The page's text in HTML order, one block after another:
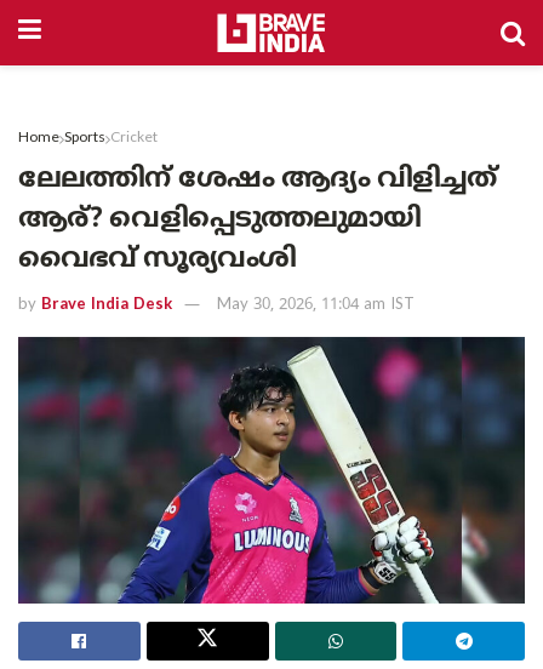
Home Sports Cricket
ലേലത്തിന് ശേഷം ആദ്യം വിളിച്ചത്
ആര്? വെളിപ്പെടുത്തലുമായി
വൈഭവ് സൂര്യവംശി
by Brave India Desk May 30, 2026, 11:04 am IST